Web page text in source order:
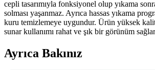
cepli tasarımıyla fonksiyonel olup yıkama
solması yaşanmaz. Ayrıca hassas yıkama
kuru temizlemeye uygundur. Ürün yüksek
sunar kullanımı rahat ve şık bir görünüm
Ayrıca Bakınız